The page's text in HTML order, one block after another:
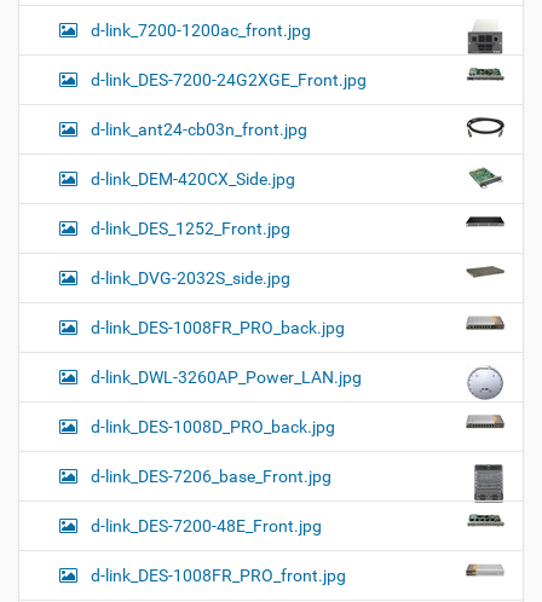
d-link_7200-1200ac_front.jpg
d-link_DES-7200-24G2XGE_Front.jpg
d-link_ant24-cb03n_front.jpg
d-link_DEM-420CX_Side.jpg
d-link_DES_1252_Front.jpg
d-link_DVG-2032S_side.jpg
d-link_DES-1008FR_PRO_back.jpg
d-link_DWL-3260AP_Power_LAN.jpg
d-link_DES-1008D_PRO_back.jpg
d-link_DES-7206_base_Front.jpg
d-link_DES-7200-48E_Front.jpg
d-link_DES-1008FR_PRO_front.jpg